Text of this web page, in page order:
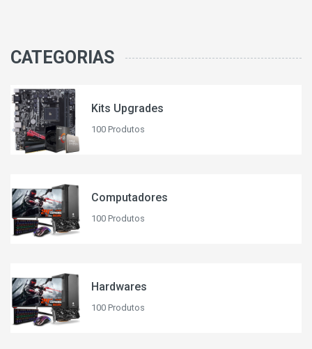
CATEGORIAS
Kits Upgrades
100 Produtos
Computadores
100 Produtos
Hardwares
100 Produtos